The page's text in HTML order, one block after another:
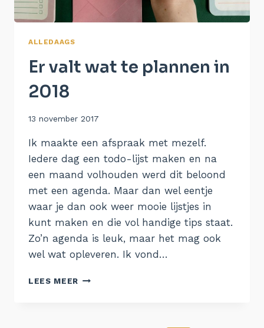
ALLEDAAGS
Er valt wat te plannen in
2018
Door
13 november 2017
Ik maakte een afspraak met mezelf.
Iedere dag een todo-lijst maken en na
een maand volhouden werd dit beloond
met een agenda. Maar dan wel eentje
waar je dan ook weer mooie lijstjes in
kunt maken en die vol handige tips staat.
Zo’n agenda is leuk, maar het mag ook
wel wat opleveren. Ik vond…
LEES MEER ER